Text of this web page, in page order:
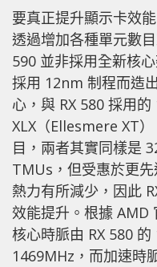
要真正提升顯示卡效
透過增加各種單元數
590 並非採用全新核
採用 12nm 制程而造
心，與 RX 580 採用
XLX（Ellesmere XT
目，兩者其實同樣是
TMUs，但受惠於更
熱力有所減少，因此
效能提升。根據 AMD
核心時脈由 RX 580
1469MHz，而加速時